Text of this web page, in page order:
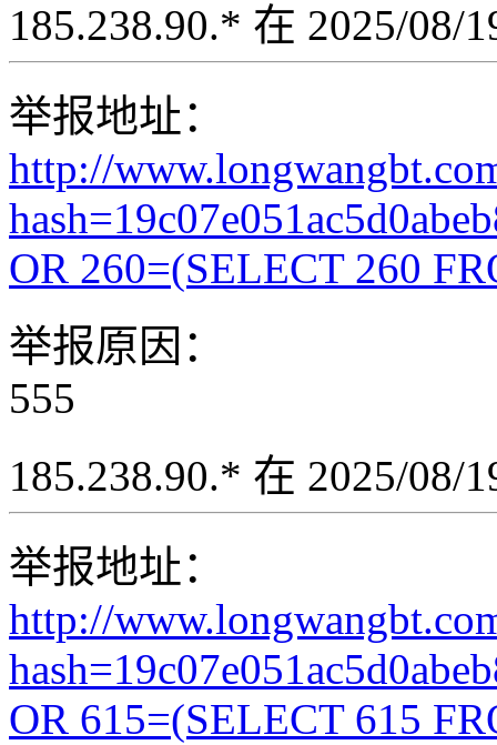
185.238.90.* 在 2025/08/
举报地址：
http://
OR 260=(SELECT 260
举报原因：
555
185.238.90.* 在 2025/08/
举报地址：
http://
OR 615=(SELECT 615